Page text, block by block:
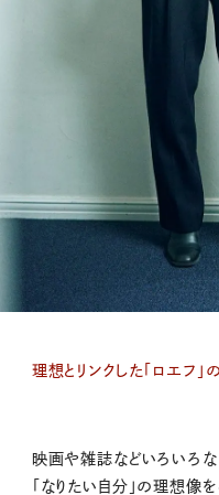
理想とリンクした「ロエフ」
映画や雑誌などいろいろな
「なりたい自分」の理想像を